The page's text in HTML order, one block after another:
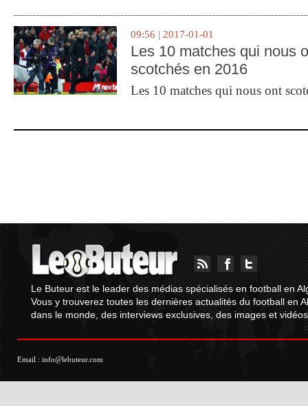
09:56 | 2017-01-01
Les 10 matches qui nous
scotchés en 2016
Les 10 matches qui nous ont
Le Buteur est le leader des médias spécialisés en football en
Vous y trouverez toutes les dernières actualités du football en
dans le monde, des interviews exclusives, des images et
Email : info@lebuteur.com